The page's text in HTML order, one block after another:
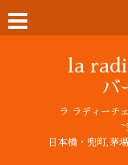
la
バ
ラ ラディー
~
日本橋・兜町,茅